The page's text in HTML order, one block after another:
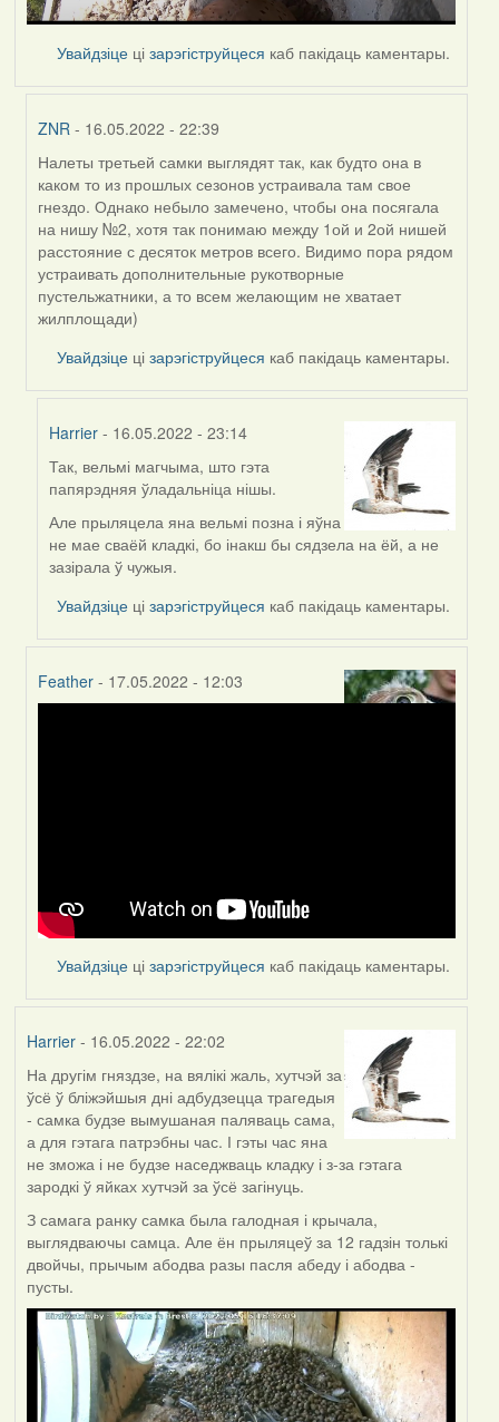
Увайдзіце цізарэгіструйцеся каб пакідаць каментары.
ZNR - 16.05.2022 - 22:39
In
reply
to
by
Harrier
Налеты третьей самки выглядят так, как будто она в
каком то из прошлых сезонов устраивала там свое
гнездо. Однако небыло замечено, чтобы она посягала
на нишу №2, хотя так понимаю между 1ой и 2ой нишей
расстояние с десяток метров всего. Видимо пора рядом
устраивать дополнительные рукотворные
пустельжатники, а то всем желающим не хватает
жилплощади)
Увайдзіце цізарэгіструйцеся каб пакідаць каментары.
Harrier - 16.05.2022 - 23:14
In
reply
to
by
ZNR
Так, вельмі магчыма, што гэта
папярэдняя ўладальніца нішы.
Але прыляцела яна вельмі позна і яўна
не мае сваёй кладкі, бо інакш бы сядзела на ёй, а не
зазірала ў чужыя.
Увайдзіце цізарэгіструйцеся каб пакідаць каментары.
Feather - 17.05.2022 - 12:03
Увайдзіце цізарэгіструйцеся каб пакідаць каментары.
Harrier- 16.05.2022 - 22:02
На другім гняздзе, на вялікі жаль, хутчэй за
ўсё ў бліжэйшыя дні адбудзецца трагедыя
- самка будзе вымушаная паляваць сама,
а для гэтага патрэбны час. І гэты час яна
не зможа і не будзе наседжваць кладку і з-за гэтага
зародкі ў яйках хутчэй за ўсё загінуць.
З самага ранку самка была галодная і крычала,
выглядваючы самца. Але ён прыляцеў за 12 гадзін толькі
двойчы, прычым абодва разы пасля абеду і абодва -
пусты.